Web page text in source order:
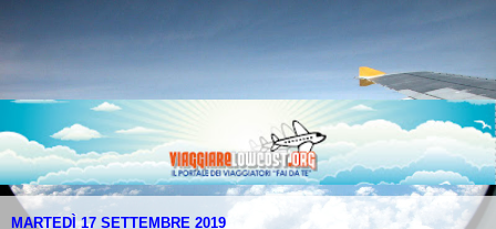
MARTEDÌ 17 SETTEMBRE 2019